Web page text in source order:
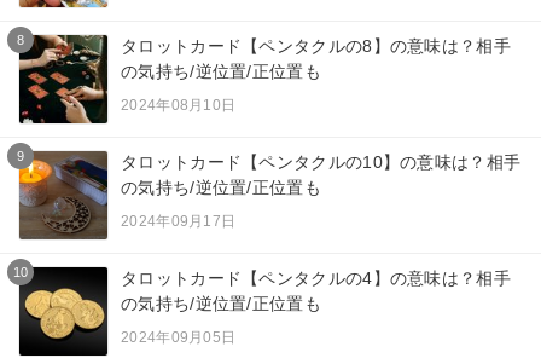
8
タロットカード【ペンタクルの8】の意味は？相手
の気持ち/逆位置/正位置も
2024年08月10日
9
タロットカード【ペンタクルの10】の意味は？相手
の気持ち/逆位置/正位置も
2024年09月17日
10
タロットカード【ペンタクルの4】の意味は？相手
の気持ち/逆位置/正位置も
2024年09月05日